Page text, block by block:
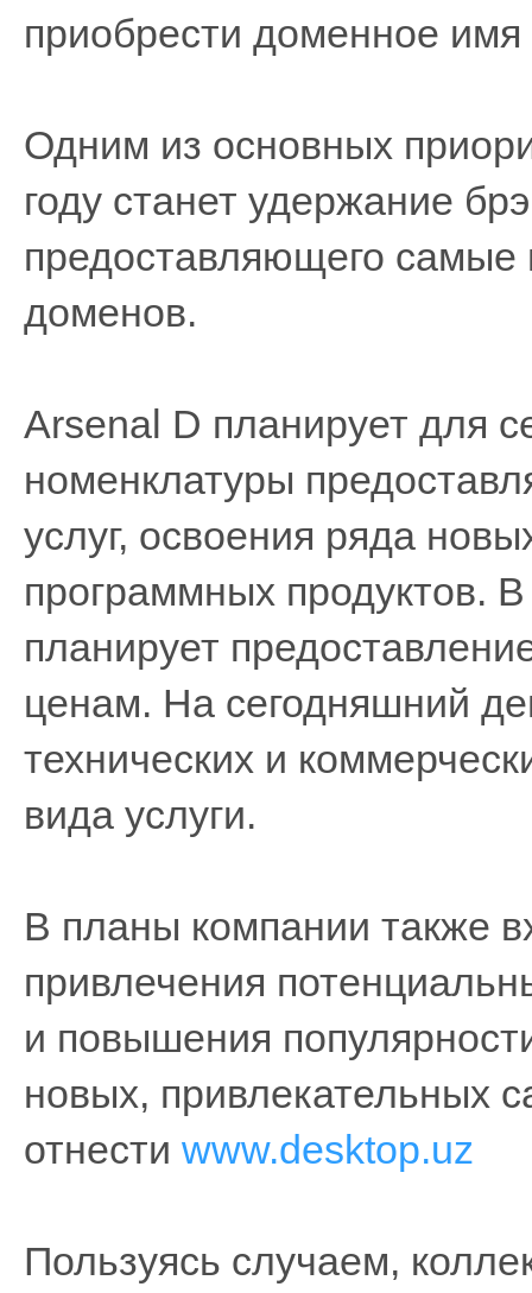
приобрести доменное
Одним из основных
году станет удержание
предоставляющего самые
доменов.
Arsenal D планирует для
номенклатуры
услуг, освоения ряда
программных продуктов.
планирует
ценам. На сегодняшний
технических и
вида услуги.
В планы компании также
привлечения
и повышения
новых, привлекательных
отнести www.desktop.uz
Пользуясь случаем,